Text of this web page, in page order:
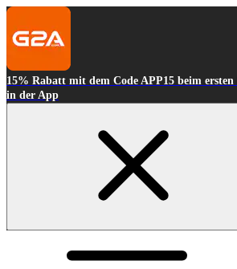
15% Rabatt mit dem Code APP15 beim
in der App